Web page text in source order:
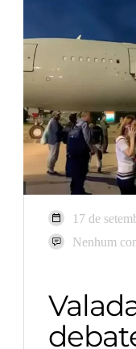
17 de
Nenhum